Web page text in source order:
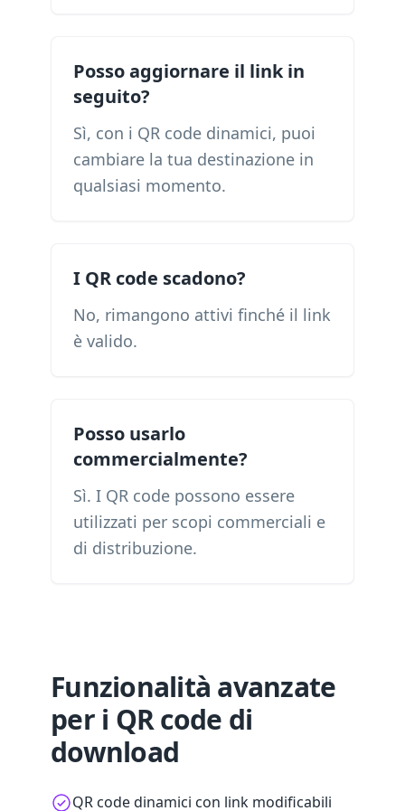
Posso aggiornare il link in
seguito?
Sì, con i QR code dinamici, puoi
cambiare la tua destinazione in
qualsiasi momento.
I QR code scadono?
No, rimangono attivi finché il link
è valido.
Posso usarlo
commercialmente?
Sì. I QR code possono essere
utilizzati per scopi commerciali e
di distribuzione.
Funzionalità avanzate
per i QR code di
download
QR code dinamici con link modificabili